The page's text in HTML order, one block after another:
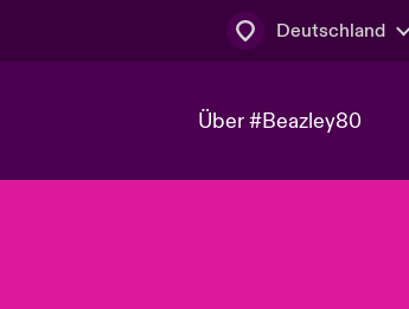
Deutschland
Über #Beazley80